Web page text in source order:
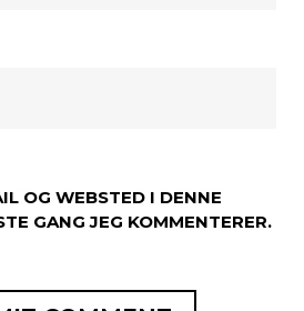
OG WEBSTED I DENNE
GANG JEG KOMMENTERER.